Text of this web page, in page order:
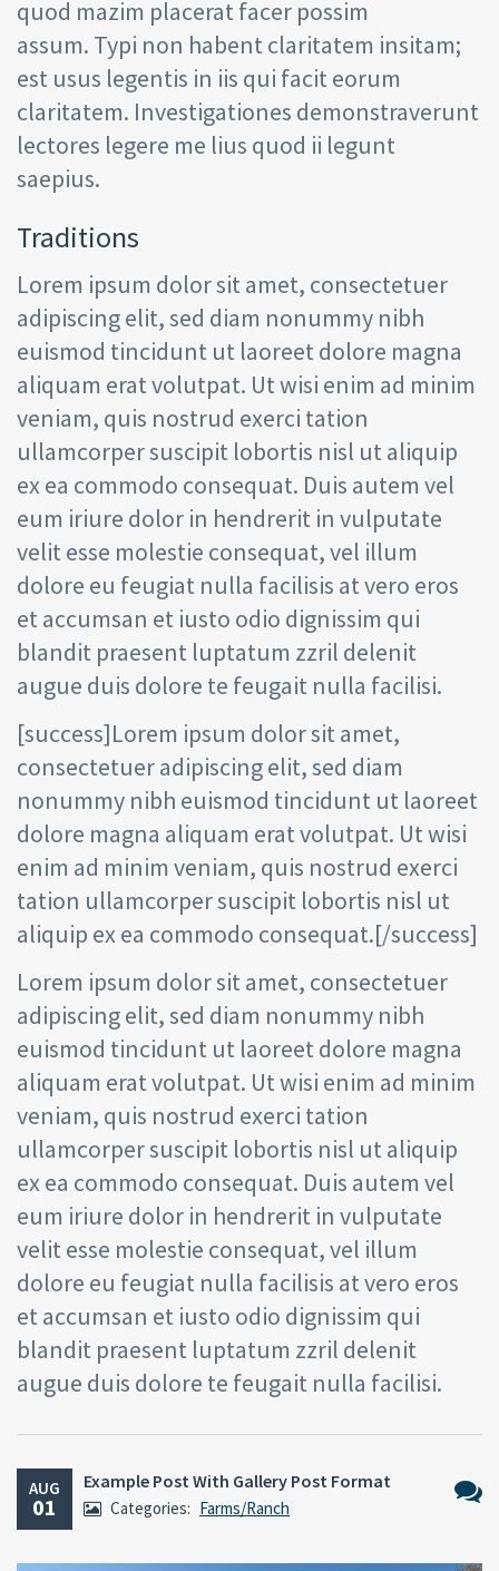
quod mazim placerat facer possim
assum. Typi non habent claritatem insitam;
est usus legentis in iis qui facit eorum
claritatem. Investigationes demonstraverunt
lectores legere me lius quod ii legunt
saepius.
Traditions
Lorem ipsum dolor sit amet, consectetuer
adipiscing elit, sed diam nonummy nibh
euismod tincidunt ut laoreet dolore magna
aliquam erat volutpat. Ut wisi enim ad minim
veniam, quis nostrud exerci tation
ullamcorper suscipit lobortis nisl ut aliquip
ex ea commodo consequat. Duis autem vel
eum iriure dolor in hendrerit in vulputate
velit esse molestie consequat, vel illum
dolore eu feugiat nulla facilisis at vero eros
et accumsan et iusto odio dignissim qui
blandit praesent luptatum zzril delenit
augue duis dolore te feugait nulla facilisi.
[success]Lorem ipsum dolor sit amet,
consectetuer adipiscing elit, sed diam
nonummy nibh euismod tincidunt ut laoreet
dolore magna aliquam erat volutpat. Ut wisi
enim ad minim veniam, quis nostrud exerci
tation ullamcorper suscipit lobortis nisl ut
aliquip ex ea commodo consequat.[/success]
Lorem ipsum dolor sit amet, consectetuer
adipiscing elit, sed diam nonummy nibh
euismod tincidunt ut laoreet dolore magna
aliquam erat volutpat. Ut wisi enim ad minim
veniam, quis nostrud exerci tation
ullamcorper suscipit lobortis nisl ut aliquip
ex ea commodo consequat. Duis autem vel
eum iriure dolor in hendrerit in vulputate
velit esse molestie consequat, vel illum
dolore eu feugiat nulla facilisis at vero eros
et accumsan et iusto odio dignissim qui
blandit praesent luptatum zzril delenit
augue duis dolore te feugait nulla facilisi.
AUG
01
Example Post With Gallery Post Format
Categories: Farms/Ranch